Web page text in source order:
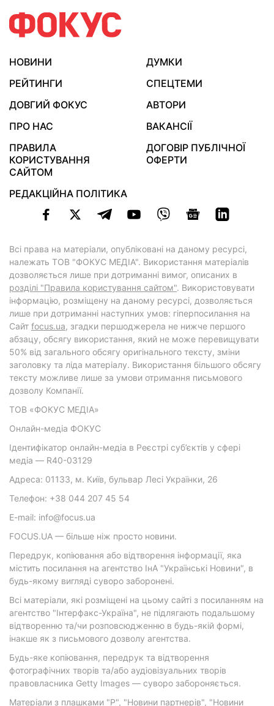
НОВИНИ
ДУМКИ
РЕЙТИНГИ
СПЕЦТЕМИ
ДОВГИЙ ФОКУС
АВТОРИ
ПРО НАС
ВАКАНСІЇ
ПРАВИЛА
КОРИСТУВАННЯ
САЙТОМ
ДОГОВІР ПУБЛІЧНОЇ
ОФЕРТИ
РЕДАКЦІЙНА ПОЛІТИКА
Всі права на матеріали, опубліковані на даному ресурсі,
належать ТОВ "ФОКУС МЕДІА". Використання матеріалів
дозволяється лише при дотриманні вимог, описаних в
розділі "Правила користування сайтом". Використовувати
інформацію, розміщену на даному ресурсі, дозволяється
лише при дотриманні наступних умов: гіперпосилання на
Cайт focus.ua, згадки першоджерела не нижче першого
абзацу, обсягу використання, який не може перевищувати
50% від загального обсягу оригінального тексту, зміни
заголовку та ліда матеріалу. Використання більшого обсягу
тексту можливе лише за умови отримання письмового
дозволу Компанії.
ТОВ «ФОКУС МЕДІА»
Онлайн-медіа ФОКУС
Ідентифікатор онлайн-медіа в Реєстрі суб’єктів у сфері
медіа — R40-03129
Адреса: 01133, м. Київ, бульвар Лесі Українки, 26
Телефон: +38 044 207 45 54
E-mail: info@focus.ua
FOCUS.UA — більше ніж просто новини.
Передрук, копіювання або відтворення інформації, яка
містить посилання на агентство ІнА "Українські Новини", в
будь-якому вигляді суворо заборонені.
Всі матеріали, які розміщені на цьому сайті з посиланням на
агентство "Інтерфакс-Україна", не підлягають подальшому
відтворенню та/чи розповсюдженню в будь-якій формі,
інакше як з письмового дозволу агентства.
Будь-яке копіювання, передрук та відтворення
фотографічних творів та/або аудіовізуальних творів
правовласника Getty Images — суворо забороняється.
Матеріали з плашками "Р", "Новини партнерів", "Новини